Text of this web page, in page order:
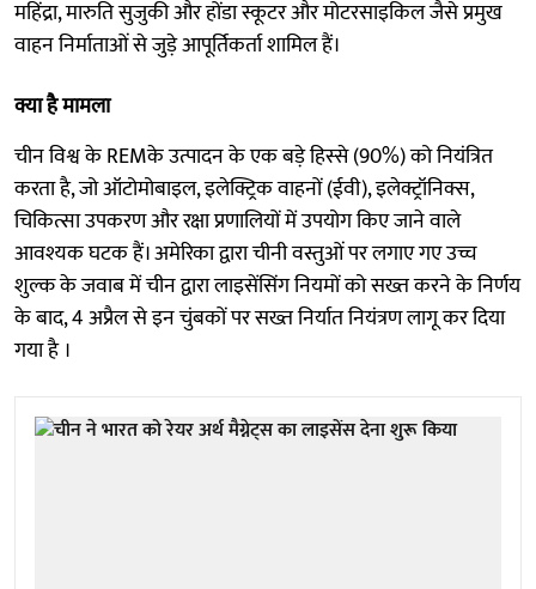
महिंद्रा, मारुति सुजुकी और होंडा स्कूटर और मोटरसाइकिल जैसे प्रमुख
वाहन निर्माताओं से जुड़े आपूर्तिकर्ता शामिल हैं।
क्या है मामला
चीन विश्व के REMके उत्पादन के एक बड़े हिस्से (90%) को नियंत्रित
करता है, जो ऑटोमोबाइल, इलेक्ट्रिक वाहनों (ईवी), इलेक्ट्रॉनिक्स,
चिकित्सा उपकरण और रक्षा प्रणालियों में उपयोग किए जाने वाले
आवश्यक घटक हैं। अमेरिका द्वारा चीनी वस्तुओं पर लगाए गए उच्च
शुल्क के जवाब में चीन द्वारा लाइसेंसिंग नियमों को सख्त करने के निर्णय
के बाद, 4 अप्रैल से इन चुंबकों पर सख्त निर्यात नियंत्रण लागू कर दिया
गया है ।